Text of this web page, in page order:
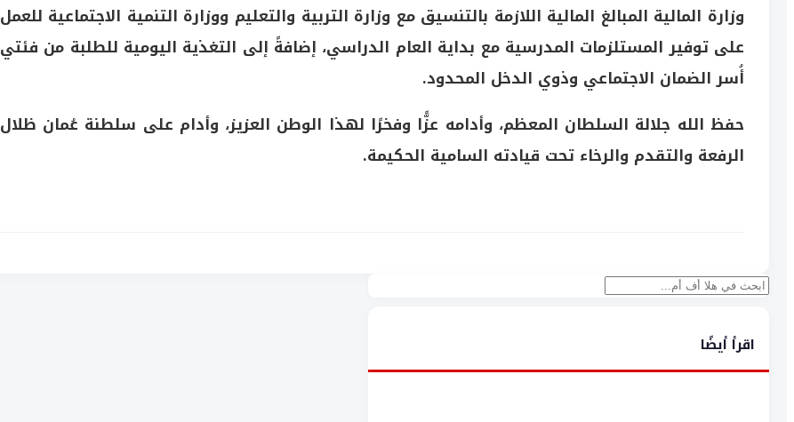
وزارة المالية المبالغ المالية اللازمة بالتنسيق مع وزارة التربية والتعليم ووزارة التنمية الاجتماعية للعمل
على توفير المستلزمات المدرسية مع بداية العام الدراسي، إضافةً إلى التغذية اليومية للطلبة من فئتي
أُسر الضمان الاجتماعي وذوي الدخل المحدود.
حفظ الله جلالة السلطان المعظم، وأدامه عزًّا وفخرًا لهذا الوطن العزيز، وأدام على سلطنة عُمان ظلال
الرفعة والتقدم والرخاء تحت قيادته السامية الحكيمة.
بحث
اقرأ أيضًا